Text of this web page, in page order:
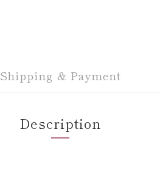
Shipping & Payment
Description